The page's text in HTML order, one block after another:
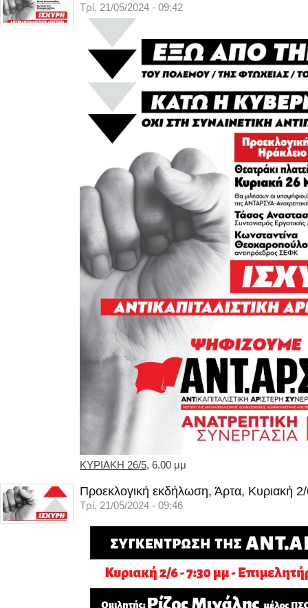
Τρί, 21/05/2024 - 09:42
ΚΥΡΙΑΚΗ 26/5, 6.00 μμ
Προεκλογική εκδήλωση, Άρτα, Κυριακή
Τρί, 21/05/2024 - 09:46